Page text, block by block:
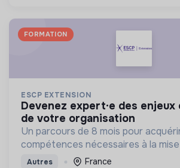
FORMATION
ESCP EXTENSION
devenez expert·e des enjeux écologiques
de votre organisation
Un parcours de 8 mois pour
compétences nécessaires à la
la transition écologique et
Autres France